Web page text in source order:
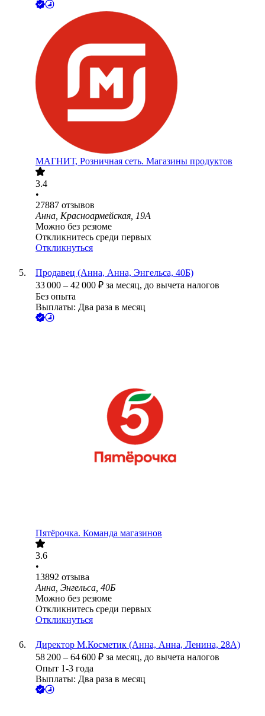
МАГНИТ, Розничная сеть. Магазины продуктов
3.4
•
27887 отзывов
Анна, Красноармейская, 19А
Можно без резюме
Откликнитесь среди первых
Откликнуться
Продавец (Анна, Анна, Энгельса, 40Б)
33 000 – 42 000 ₽ за месяц, до вычета налогов
Без опыта
Выплаты: Два раза в месяц
Пятёрочка. Команда магазинов
3.6
•
13892 отзыва
Анна, Энгельса, 40Б
Можно без резюме
Откликнитесь среди первых
Откликнуться
Директор М.Косметик (Анна, Анна, Ленина, 28А)
58 200 – 64 600 ₽ за месяц, до вычета налогов
Опыт 1-3 года
Выплаты: Два раза в месяц